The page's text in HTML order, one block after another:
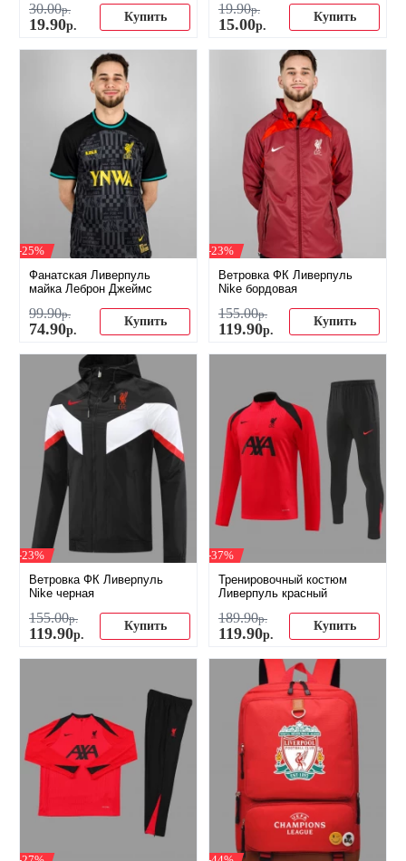
30.00р.
19.90р.
Купить
19.90р.
15.00р.
Купить
-25%
Фанатская Ливерпуль
майка Леброн Джеймс
99.90р.
74.90р.
Купить
-23%
Ветровка ФК Ливерпуль
Nike бордовая
155.00р.
119.90р.
Купить
-23%
Ветровка ФК Ливерпуль
Nike черная
155.00р.
119.90р.
Купить
-37%
Тренировочный костюм
Ливерпуль красный
189.90р.
119.90р.
Купить